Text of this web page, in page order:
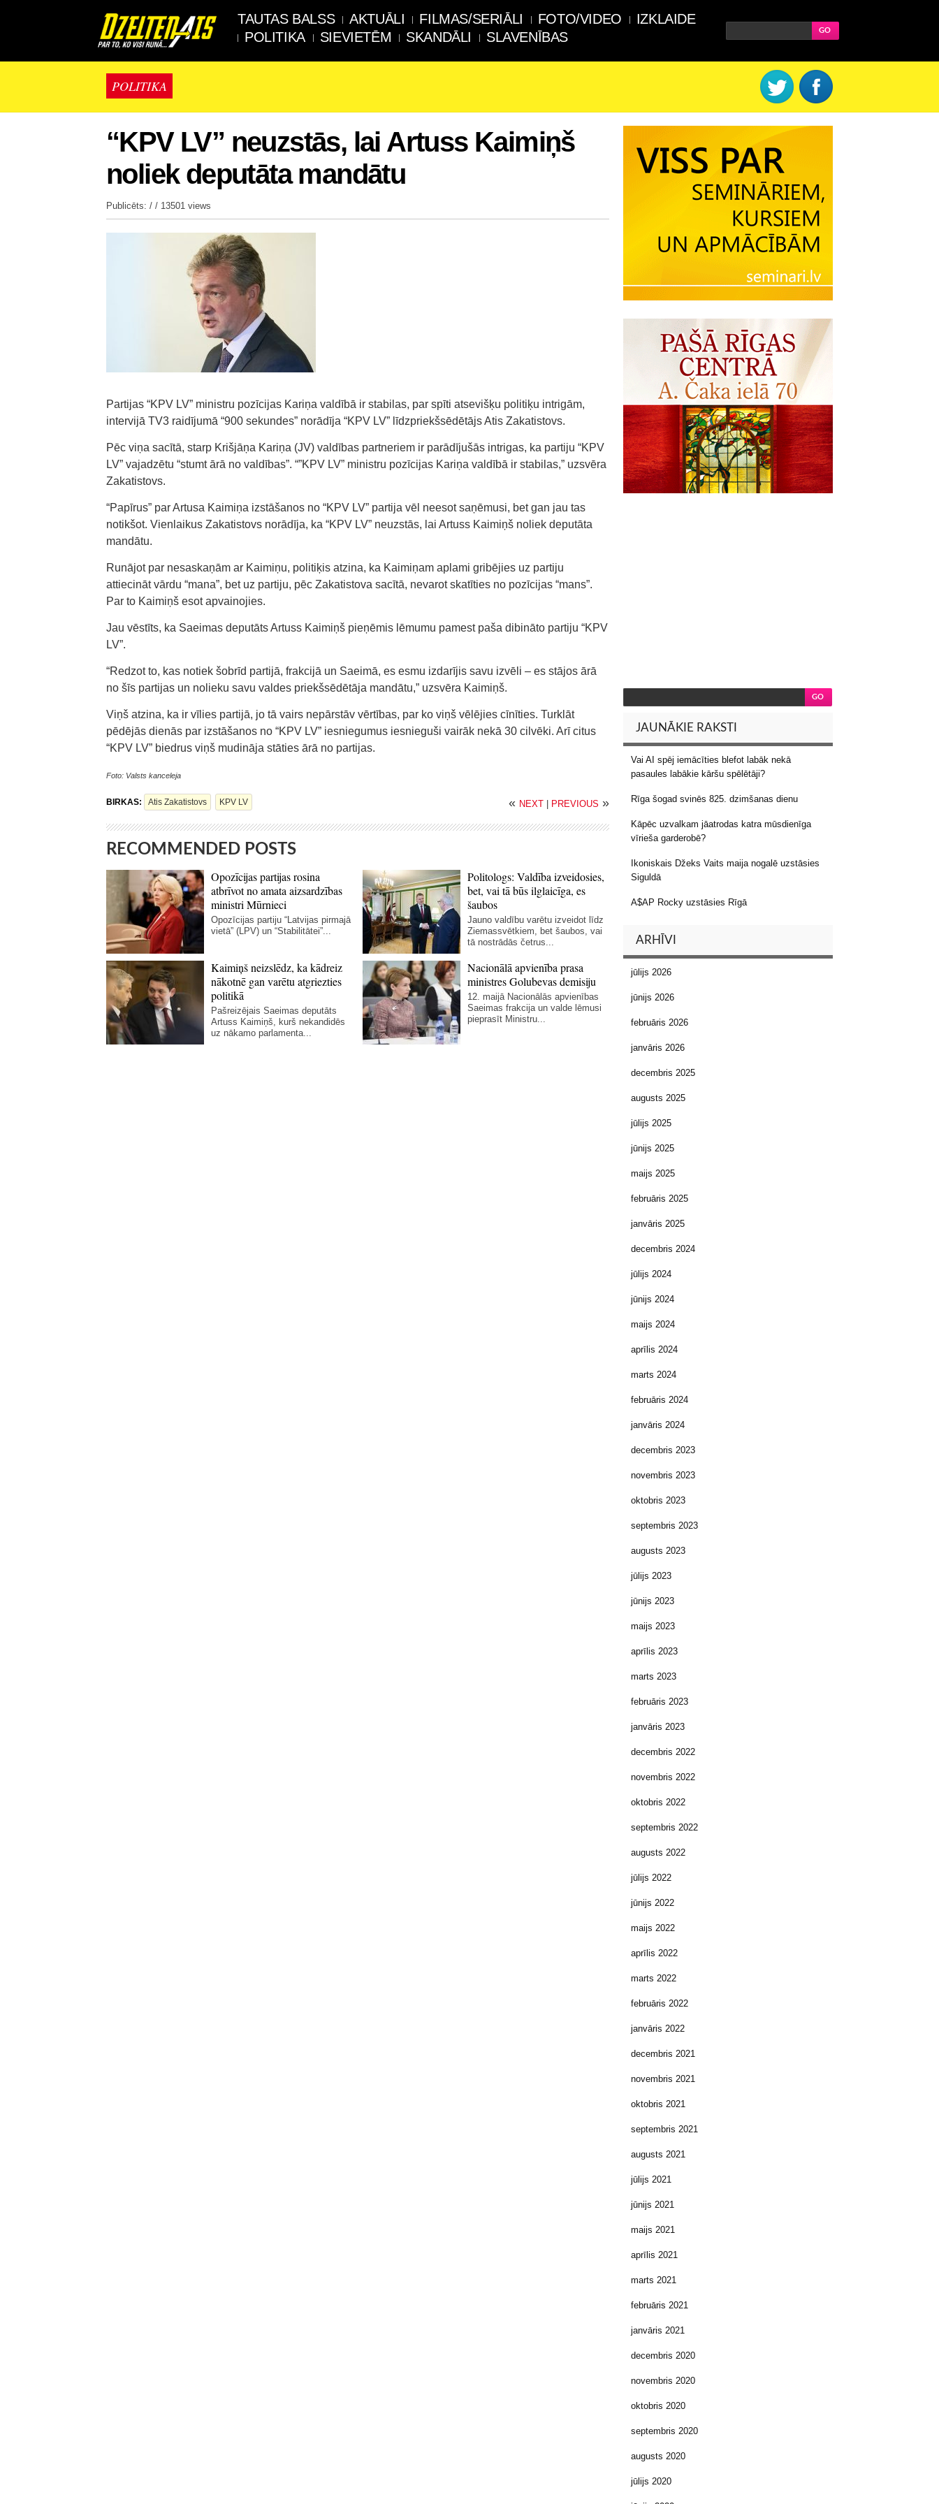
TAUTAS BALSS AKTUĀLI FILMAS/SERIĀLI FOTO/VIDEO
IZKLAIDE
POLITIKA
SIEVIETĒM SKANDĀLI SLAVENĪBAS
POLITIKA
“KPV LV” neuzstās, lai Artuss Kaimiņš
noliek deputāta mandātu
Publicēts: / / 13501 views
Partijas “KPV LV” ministru pozīcijas Kariņa valdībā ir stabilas, par spīti atsevišķu politiķu intrigām,
intervijā TV3 raidījumā “900 sekundes” norādīja “KPV LV” līdzpriekšsēdētājs Atis Zakatistovs.
Pēc viņa sacītā, starp Krišjāņa Kariņa (JV) valdības partneriem ir parādījušās intrigas, ka partiju “KPV
LV” vajadzētu “stumt ārā no valdības”. “”KPV LV” ministru pozīcijas Kariņa valdībā ir stabilas,” uzsvēra
Zakatistovs.
“Papīrus” par Artusa Kaimiņa izstāšanos no “KPV LV” partija vēl neesot saņēmusi, bet gan jau tas
notikšot. Vienlaikus Zakatistovs norādīja, ka “KPV LV” neuzstās, lai Artuss Kaimiņš noliek deputāta
mandātu.
Runājot par nesaskaņām ar Kaimiņu, politiķis atzina, ka Kaimiņam aplami gribējies uz partiju
attiecināt vārdu “mana”, bet uz partiju, pēc Zakatistova sacītā, nevarot skatīties no pozīcijas “mans”.
Par to Kaimiņš esot apvainojies.
Jau vēstīts, ka Saeimas deputāts Artuss Kaimiņš pieņēmis lēmumu pamest paša dibināto partiju “KPV
LV”.
“Redzot to, kas notiek šobrīd partijā, frakcijā un Saeimā, es esmu izdarījis savu izvēli – es stājos ārā
no šīs partijas un nolieku savu valdes priekšsēdētāja mandātu,” uzsvēra Kaimiņš.
Viņš atzina, ka ir vīlies partijā, jo tā vairs nepārstāv vērtības, par ko viņš vēlējies cīnīties. Turklāt
pēdējās dienās par izstāšanos no “KPV LV” iesniegumus iesnieguši vairāk nekā 30 cilvēki. Arī citus
“KPV LV” biedrus viņš mudināja stāties ārā no partijas.
Foto: Valsts kanceleja
BIRKAS: Atis Zakatistovs KPV LV « NEXT PREVIOUS »
RECOMMENDED POSTS
Opozīcijas partijas rosina
atbrīvot no amata aizsardzības
ministri Mūrnieci
Opozīcijas partiju “Latvijas pirmajā
vietā” (LPV) un “Stabilitātei”...
Politologs: Valdība izveidosies,
bet, vai tā būs ilglaicīga, es
šaubos
Jauno valdību varētu izveidot līdz
Ziemassvētkiem, bet šaubos, vai
tā nostrādās četrus...
Kaimiņš neizslēdz, ka kādreiz
nākotnē gan varētu atgriezties
politikā
Pašreizējais Saeimas deputāts
Artuss Kaimiņš, kurš nekandidēs
uz nākamo parlamenta...
Nacionālā apvienība prasa
ministres Golubevas demisiju
12. maijā Nacionālās apvienības
Saeimas frakcija un valde lēmusi
pieprasīt Ministru...
JAUNĀKIE RAKSTI
Vai AI spēj iemācīties blefot labāk nekā
pasaules labākie kāršu spēlētāji?
Rīga šogad svinēs 825. dzimšanas dienu
Kāpēc uzvalkam jāatrodas katra mūsdienīga
vīrieša garderobē?
Ikoniskais Džeks Vaits maija nogalē uzstāsies
Siguldā
A$AP Rocky uzstāsies Rīgā
ARHĪVI
jūlijs 2026
jūnijs 2026
februāris 2026
janvāris 2026
decembris 2025
augusts 2025
jūlijs 2025
jūnijs 2025
maijs 2025
februāris 2025
janvāris 2025
decembris 2024
jūlijs 2024
jūnijs 2024
maijs 2024
aprīlis 2024
marts 2024
februāris 2024
janvāris 2024
decembris 2023
novembris 2023
oktobris 2023
septembris 2023
augusts 2023
jūlijs 2023
jūnijs 2023
maijs 2023
aprīlis 2023
marts 2023
februāris 2023
janvāris 2023
decembris 2022
novembris 2022
oktobris 2022
septembris 2022
augusts 2022
jūlijs 2022
jūnijs 2022
maijs 2022
aprīlis 2022
marts 2022
februāris 2022
janvāris 2022
decembris 2021
novembris 2021
oktobris 2021
septembris 2021
augusts 2021
jūlijs 2021
jūnijs 2021
maijs 2021
aprīlis 2021
marts 2021
februāris 2021
janvāris 2021
decembris 2020
novembris 2020
oktobris 2020
septembris 2020
augusts 2020
jūlijs 2020